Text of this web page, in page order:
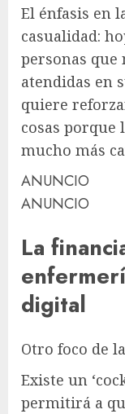
El énfasis en
casualidad:
personas que
atendidas en
quiere
cosas
mucho más
ANUNCIO
ANUNCIO
La
digital
Otro foco de
Existe un
permitirá a